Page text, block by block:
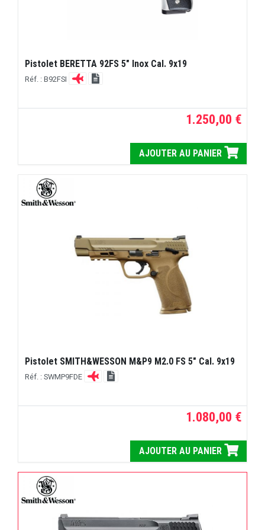
Pistolet BERETTA 92FS 5" Inox Cal. 9x19
Réf. : B92FSI
1.250,00 €
AJOUTER AU PANIER
Pistolet SMITH&WESSON M&P9 M2.0 FS 5" Cal. 9x19
Réf. : SWMP9FDE
1.080,00 €
AJOUTER AU PANIER